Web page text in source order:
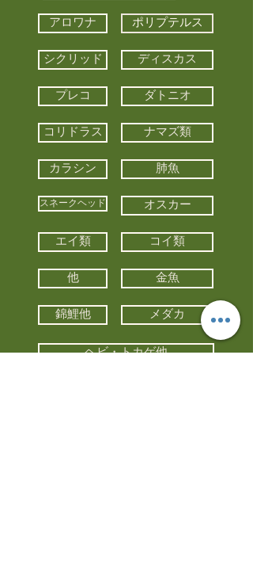
アロワナ ポリプテルス
シクリッド ディスカス
プレコ ダトニオ
コリドラス ナマズ類
カラシン 肺魚
スネークヘッド オスカー
エイ類 コイ類
他 金魚
錦鯉他 メダカ
ヘビ・トカゲ他